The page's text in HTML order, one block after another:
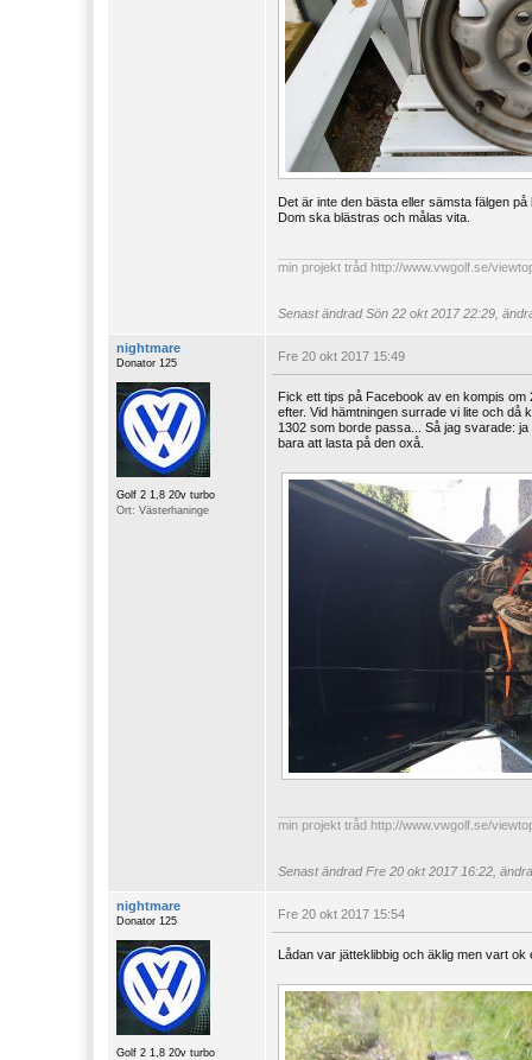
Det är inte den bästa eller sämsta fälgen på
Dom ska blästras och målas vita.
min projekt tråd http://www.vwgolf.se/
Senast ändradSön 22 okt 2017 22:29,
nightmare
Donator 125
Golf 2 1,8 20v turbo
Ort: Västerhaninge
Fre 20 okt 2017 15:49
Fick ett tips på Facebook av en kompis
efter. Vid hämtningen surrade vi lite och då
1302 som borde passa... Så jag svarade:
bara att lasta på den oxå.
min projekt tråd http://www.vwgolf.se/
Senast ändradFre 20 okt 2017 16:22,
nightmare
Donator 125
Golf 2 1,8 20v turbo
Fre 20 okt 2017 15:54
Lådan var jätteklibbig och äklig men vart